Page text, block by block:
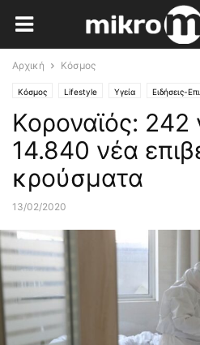
Αρχική Κόσμος
Κόσμος Lifestyle Υγεία Ειδήσεις-
Κοροναϊός: 242
14.840 νέα
κρούσματα
13/02/2020